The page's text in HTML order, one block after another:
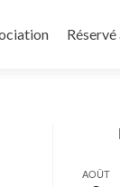
AOÛT